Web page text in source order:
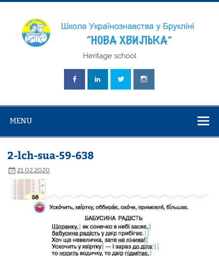
Skip
"Нова
Heritage school
MENU
2-lch-sua-59-638
21.02.2020